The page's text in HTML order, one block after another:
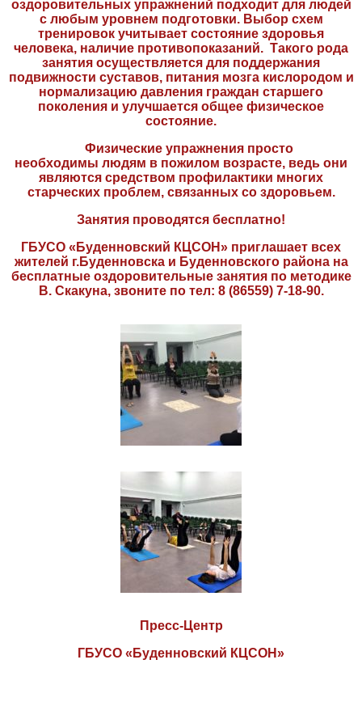
оздоровительных упражнений подходит для людей
с любым уровнем подготовки. Выбор схем
тренировок учитывает состояние здоровья
человека, наличие противопоказаний. Такого рода
занятия осуществляется для поддержания
подвижности суставов, питания мозга кислородом и
нормализацию давления граждан старшего
поколения и улучшается общее физическое
состояние.
Физические упражнения просто
необходимы людям в пожилом возрасте, ведь они
являются средством профилактики многих
старческих проблем, связанных со здоровьем.
Занятия проводятся бесплатно!
ГБУСО «Буденновский КЦСОН» приглашает всех
жителей г.Буденновска и Буденновского района на
бесплатные оздоровительные занятия по методике
В. Скакуна, звоните по тел: 8 (86559) 7-18-90.
Пресс-Центр
ГБУСО «Буденновский КЦСОН»